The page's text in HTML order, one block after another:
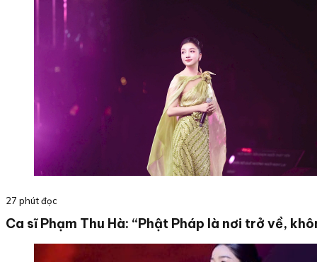
27 phút đọc
Ca sĩ Phạm Thu Hà: “Phật Pháp là nơi trở về,